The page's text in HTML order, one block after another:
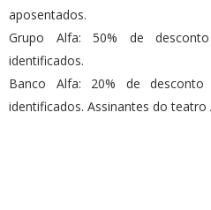
aposentados.
Grupo Alfa: 50% de desconto
identificados.
Banco Alfa: 20% de desconto
identificados. Assinantes do teatro